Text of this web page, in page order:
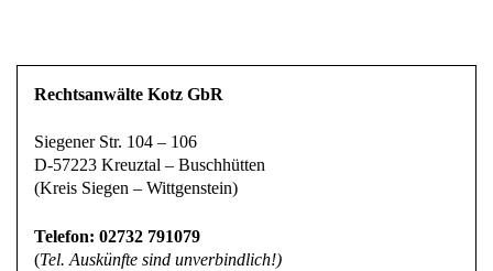
Rechtsanwälte Kotz GbR
Siegener Str. 104 – 106
D-57223 Kreuztal – Buschhütten
(Kreis Siegen – Wittgenstein)
Telefon: 02732 791079
(Tel. Auskünfte sind unverbindlich!)